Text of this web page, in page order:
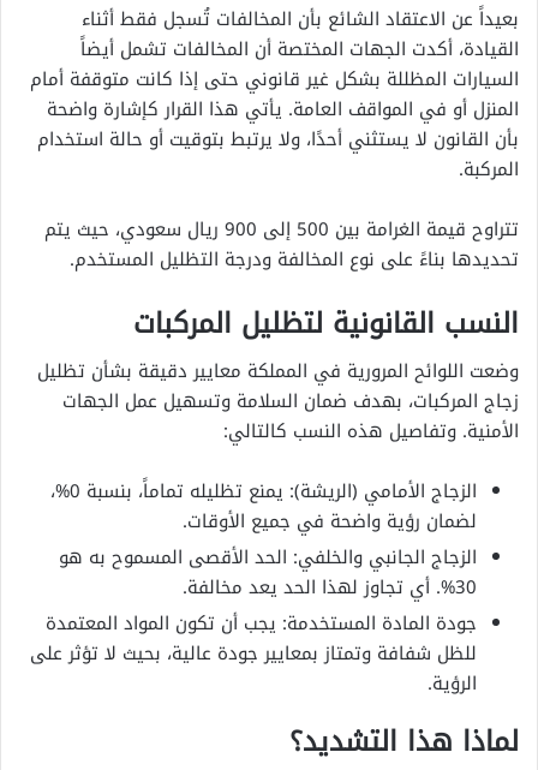
بعيداً عن الاعتقاد الشائع بأن المخالفات تُسجل فقط أثناء
القيادة، أكدت الجهات المختصة أن المخالفات تشمل أيضاً
السيارات المظللة بشكل غير قانوني حتى إذا كانت متوقفة أمام
المنزل أو في المواقف العامة. يأتي هذا القرار كإشارة واضحة
بأن القانون لا يستثني أحدًا، ولا يرتبط بتوقيت أو حالة استخدام
المركبة.
تتراوح قيمة الغرامة بين 500 إلى 900 ريال سعودي، حيث يتم
تحديدها بناءً على نوع المخالفة ودرجة التظليل المستخدم.
النسب القانونية لتظليل المركبات
وضعت اللوائح المرورية في المملكة معايير دقيقة بشأن تظليل
زجاج المركبات، بهدف ضمان السلامة وتسهيل عمل الجهات
الأمنية. وتفاصيل هذه النسب كالتالي:
الزجاج الأمامي (الريشة): يمنع تظليله تماماً، بنسبة 0%،
لضمان رؤية واضحة في جميع الأوقات.
الزجاج الجانبي والخلفي: الحد الأقصى المسموح به هو
30%. أي تجاوز لهذا الحد يعد مخالفة.
جودة المادة المستخدمة: يجب أن تكون المواد المعتمدة
للظل شفافة وتمتاز بمعايير جودة عالية، بحيث لا تؤثر على
الرؤية.
لماذا هذا التشديد؟